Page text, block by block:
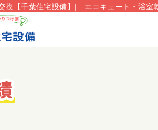
換【千葉住宅設備】| エコキュート・浴室